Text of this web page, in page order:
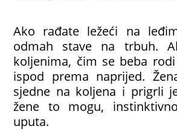
Ako rađate ležeći na
odmah stave na trbuh.
koljenima, čim se beba
ispod prema naprijed.
sjedne na koljena i prigrli
žene to mogu,
uputa.